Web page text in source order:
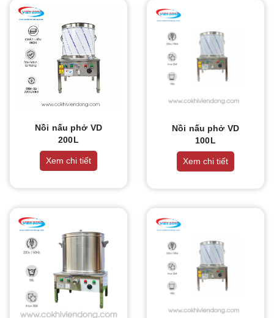
Nồi nấu phở VD
200L
Xem chi tiết
Nồi nấu phở VD
100L
Xem chi tiết
THIẾT BỊ LÀM ĐỒ ĂN NHANH
THIẾT BỊ LÀM BÁNH
MÁY ĐÓNG GÓI THỰC PHẨM
THIẾT BỊ LẠNH
THIẾT BỊ BẾP CÔNG NGHIỆP